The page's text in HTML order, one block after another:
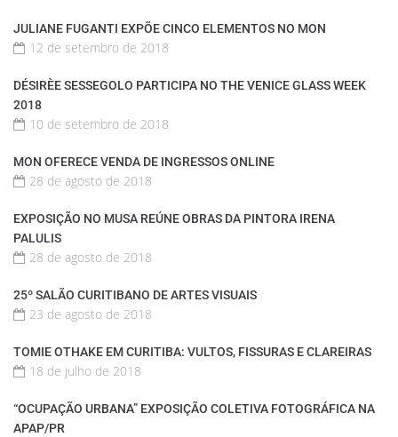
JULIANE FUGANTI EXPÕE CINCO ELEMENTOS NO MON
12 de setembro de 2018
DÉSIRÈE SESSEGOLO PARTICIPA NO THE VENICE GLASS WEEK
2018
10 de setembro de 2018
MON OFERECE VENDA DE INGRESSOS ONLINE
28 de agosto de 2018
EXPOSIÇÃO NO MUSA REÚNE OBRAS DA PINTORA IRENA
PALULIS
28 de agosto de 2018
25º SALÃO CURITIBANO DE ARTES VISUAIS
23 de agosto de 2018
TOMIE OTHAKE EM CURITIBA: VULTOS, FISSURAS E CLAREIRAS
18 de julho de 2018
“OCUPAÇÃO URBANA” EXPOSIÇÃO COLETIVA FOTOGRÁFICA NA
APAP/PR